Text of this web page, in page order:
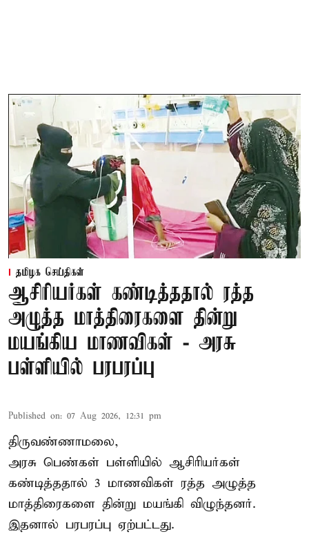
தமிழக செய்திகள்
ஆசிரியர்கள் கண்டித்ததால் ரத்த
அழுத்த மாத்திரைகளை தின்று
மயங்கிய மாணவிகள் - அரசு
பள்ளியில் பரபரப்பு
Published on: 07 Aug 2026, 12:31 pm
திருவண்ணாமலை,
அரசு பெண்கள் பள்ளியில் ஆசிரியர்கள்
கண்டித்ததால் 3 மாணவிகள் ரத்த அழுத்த
மாத்திரைகளை தின்று மயங்கி விழுந்தனர்.
இதனால் பரபரப்பு ஏற்பட்டது.